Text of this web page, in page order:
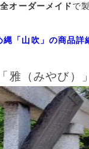
オーダーメイドで
縄「山吹」の商品詳
雅（みやび）」